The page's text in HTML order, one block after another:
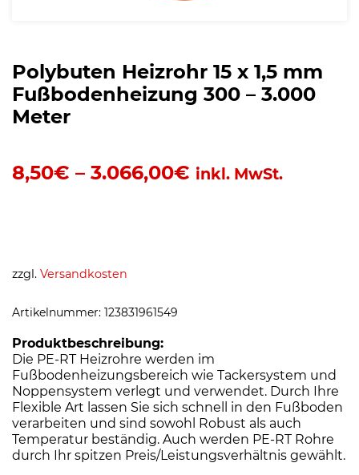
Polybuten Heizrohr 15 x 1,5 mm
Fußbodenheizung 300 – 3.000
Meter
8,50€ – 3.066,00€ inkl. MwSt.
zzgl. Versandkosten
Artikelnummer: 123831961549
Produktbeschreibung:
Die PE-RT Heizrohre werden im
Fußbodenheizungsbereich wie Tackersystem und
Noppensystem verlegt und verwendet. Durch Ihre
Flexible Art lassen Sie sich schnell in den Fußboden
verarbeiten und sind sowohl Robust als auch
Temperatur beständig. Auch werden PE-RT Rohre
durch Ihr spitzen Preis/Leistungsverhältnis gewählt.